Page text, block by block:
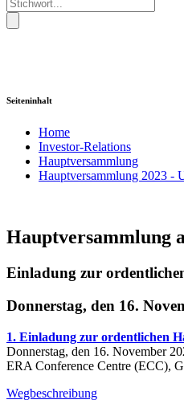
Seiteninhalt
Home
Investor-Relations
Hauptversammlung
Hauptversammlung 2023 -
Hauptversammlung
Einladung zur
Donnerstag, den 16.
1. Einladung zur ordentlichen
Donnerstag, den 16. November
ERA Conference Centre (ECC),
Wegbeschreibung